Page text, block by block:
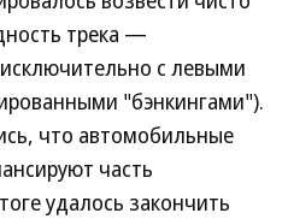
трека —
с левыми
"бэнкингами").
что автомобильные
часть
удалось закончить